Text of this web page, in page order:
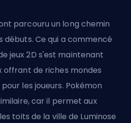
parcouru un long chemin
Ce qui a commencé
jeux 2D s'est maintenant
offrant de riches mondes
les joueurs. Pokémon
car il permet aux
toits de la ville de Luminose